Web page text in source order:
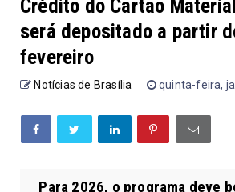
Crédito do Cartão
será depositado a partir
fevereiro
Notícias de Brasília quinta-feira,
Para 2026, o programa deve